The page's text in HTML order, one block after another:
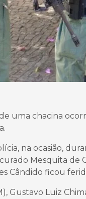
uma chacina
na ocasião,
Mesquita de
Cândido ficou
Gustavo Luiz